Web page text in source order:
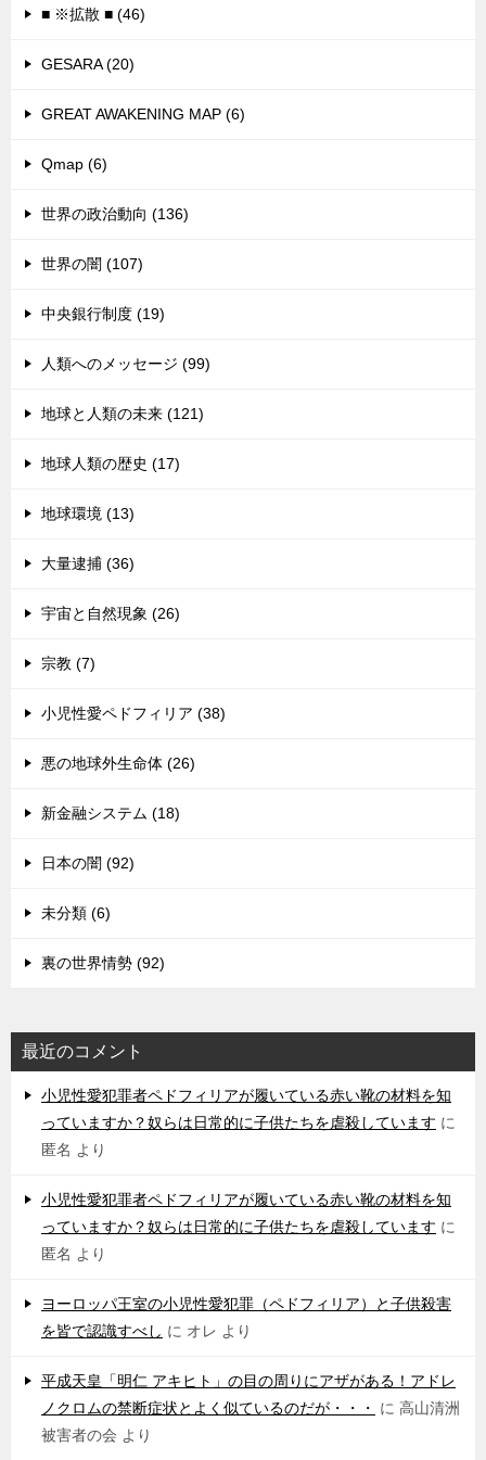
■ ※拡散 ■ (46)
GESARA (20)
GREAT AWAKENING MAP (6)
Qmap (6)
世界の政治動向 (136)
世界の闇 (107)
中央銀行制度 (19)
人類へのメッセージ (99)
地球と人類の未来 (121)
地球人類の歴史 (17)
地球環境 (13)
大量逮捕 (36)
宇宙と自然現象 (26)
宗教 (7)
小児性愛ペドフィリア (38)
悪の地球外生命体 (26)
新金融システム (18)
日本の闇 (92)
未分類 (6)
裏の世界情勢 (92)
最近のコメント
小児性愛犯罪者ペドフィリアが履いている赤い靴の材料を知
っていますか？奴らは日常的に子供たちを虐殺しています に
匿名 より
小児性愛犯罪者ペドフィリアが履いている赤い靴の材料を知
っていますか？奴らは日常的に子供たちを虐殺しています に
匿名 より
ヨーロッパ王室の小児性愛犯罪（ペドフィリア）と子供殺害
を皆で認識すべし に オレ より
平成天皇「明仁 アキヒト」の目の周りにアザがある！アドレ
ノクロムの禁断症状とよく似ているのだが・・・
に 高山清洲
被害者の会 より